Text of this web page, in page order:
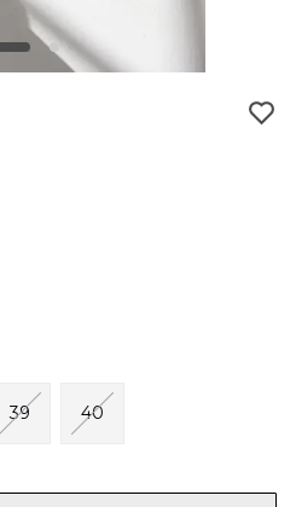
39 40